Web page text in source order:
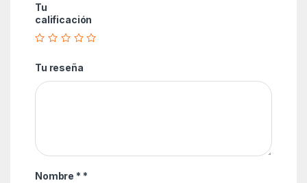
Tu
calificación
Tu reseña
Nombre * *